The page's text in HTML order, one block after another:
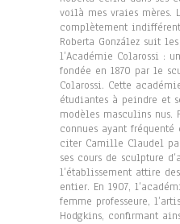
voilà mes vraies mères.
complètement
Roberta González suit
l’Académie Colarossi :
fondée en 1870 par le
Colarossi. Cette
étudiantes à peindre et
modèles masculins nus.
connues ayant
citer Camille Claudel
ses cours de sculpture
l’établissement attire
entier. En 1907,
femme professeure,
Hodgkins, confirmant